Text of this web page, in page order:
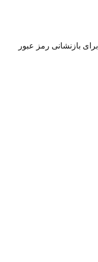
بازنشانی رمز عبور